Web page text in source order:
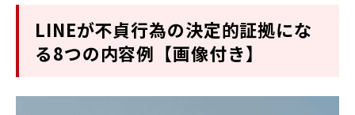
LINEが不貞行為の決定的証拠にな
る8つの内容例【画像付き】